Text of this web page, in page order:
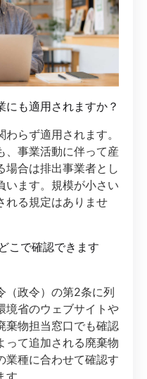
にも適用されますか？
らず適用されます。
、事業活動に伴って産
場合は排出事業者とし
います。規模が小さい
れる規定はありませ
こで確認できます
（政令）の第2条に列
境省のウェブサイトや
棄物担当窓口でも確認
って追加される廃棄物
業種に合わせて確認す
。